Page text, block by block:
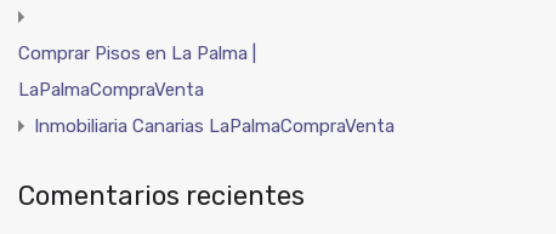
Comprar Pisos en La Palma |
LaPalmaCompraVenta
Inmobiliaria Canarias LaPalmaCompraVenta
Comentarios recientes